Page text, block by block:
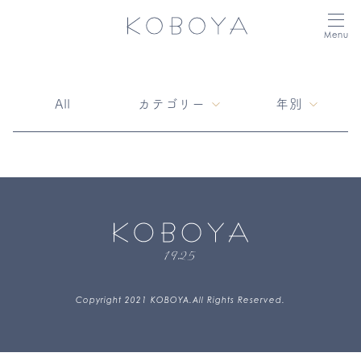
Menu
All カテゴリー 年別
Copyright 2021 KOBOYA.All Rights Reserved.